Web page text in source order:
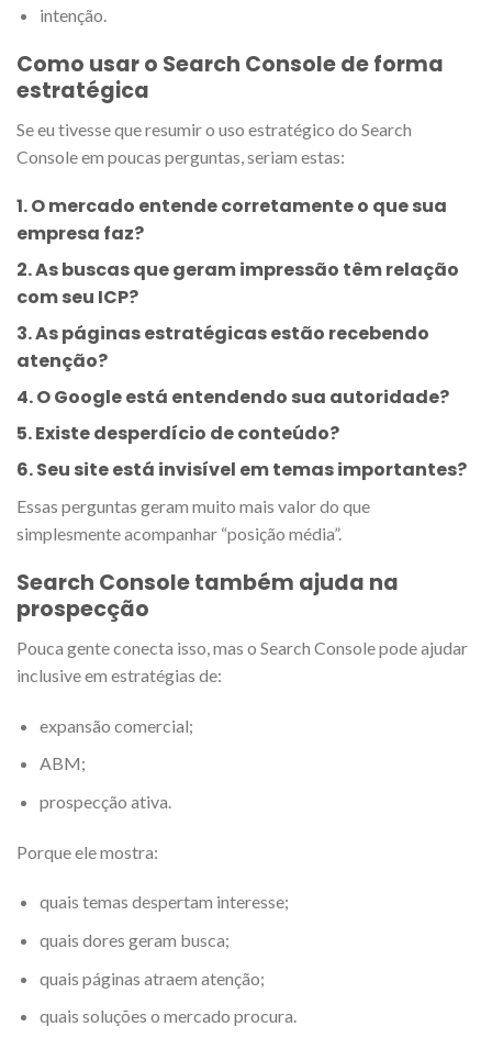
intenção.
Como usar o Search Console de forma
estratégica
Se eu tivesse que resumir o uso estratégico do Search
Console em poucas perguntas, seriam estas:
1. O mercado entende corretamente o que sua
empresa faz?
2. As buscas que geram impressão têm relação
com seu ICP?
3. As páginas estratégicas estão recebendo
atenção?
4. O Google está entendendo sua autoridade?
5. Existe desperdício de conteúdo?
6. Seu site está invisível em temas importantes?
Essas perguntas geram muito mais valor do que
simplesmente acompanhar “posição média”.
Search Console também ajuda na
prospecção
Pouca gente conecta isso, mas o Search Console pode ajudar
inclusive em estratégias de:
expansão comercial;
ABM;
prospecção ativa.
Porque ele mostra:
quais temas despertam interesse;
quais dores geram busca;
quais páginas atraem atenção;
quais soluções o mercado procura.